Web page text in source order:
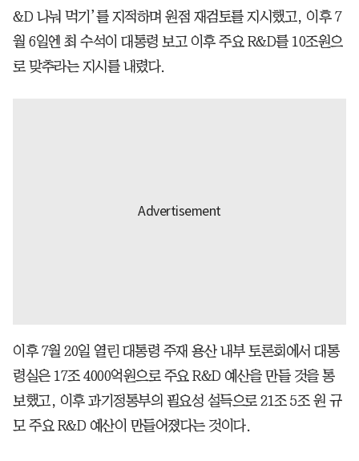
&D 나눠 먹기’를 지적하며 원점 재검토를 지시했고, 이후 7
월 6일엔 최 수석이 대통령 보고 이후 주요 R&D를 10조원으
로 맞추라는 지시를 내렸다.
이후 7월 20일 열린 대통령 주재 용산 내부 토론회에서 대통
령실은 17조 4000억원으로 주요 R&D 예산을 만들 것을 통
보했고, 이후 과기정통부의 필요성 설득으로 21조 5조 원 규
모 주요 R&D 예산이 만들어졌다는 것이다.